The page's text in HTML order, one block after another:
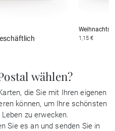
1,15 €
wählen?
die Sie mit Ihren eigenen
können, um Ihre schönsten
zu erwecken.
Sie es an und senden Sie in